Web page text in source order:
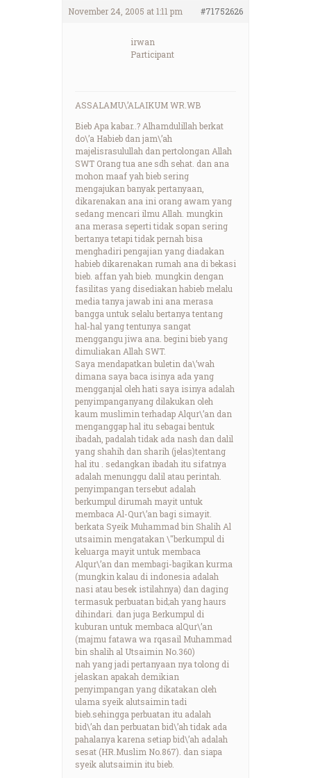
November 24, 2005 at 1:11 pm #71752626
irwan
Participant
ASSALAMU\’ALAIKUM WR.WB
Bieb Apa kabar..? Alhamdulillah berkat
do\’a Habieb dan jam\’ah
majelisrasulullah dan pertolongan Allah
SWT Orang tua ane sdh sehat. dan ana
mohon maaf yah bieb sering
mengajukan banyak pertanyaan,
dikarenakan ana ini orang awam yang
sedang mencari ilmu Allah. mungkin
ana merasa seperti tidak sopan sering
bertanya tetapi tidak pernah bisa
menghadiri pengajian yang diadakan
habieb dikarenakan rumah ana di bekasi
bieb. affan yah bieb. mungkin dengan
fasilitas yang disediakan habieb melalu
media tanya jawab ini ana merasa
bangga untuk selalu bertanya tentang
hal-hal yang tentunya sangat
menggangu jiwa ana. begini bieb yang
dimuliakan Allah SWT.
Saya mendapatkan buletin da\’wah
dimana saya baca isinya ada yang
mengganjal oleh hati saya isinya adalah
penyimpanganyang dilakukan oleh
kaum muslimin terhadap Alqur\’an dan
menganggap hal itu sebagai bentuk
ibadah, padalah tidak ada nash dan dalil
yang shahih dan sharih (jelas)tentang
hal itu . sedangkan ibadah itu sifatnya
adalah menunggu dalil atau perintah.
penyimpangan tersebut adalah
berkumpul dirumah mayit untuk
membaca Al-Qur\’an bagi simayit.
berkata Syeik Muhammad bin Shalih Al
utsaimin mengatakan \"berkumpul di
keluarga mayit untuk membaca
Alqur\’an dan membagi-bagikan kurma
(mungkin kalau di indonesia adalah
nasi atau besek istilahnya) dan daging
termasuk perbuatan bid;ah yang haurs
dihindari. dan juga Berkumpul di
kuburan untuk membaca alQur\’an
(majmu fatawa wa rqasail Muhammad
bin shalih al Utsaimin No.360)
nah yang jadi pertanyaan nya tolong di
jelaskan apakah demikian
penyimpangan yang dikatakan oleh
ulama syeik alutsaimin tadi
bieb.sehingga perbuatan itu adalah
bid\’ah dan perbuatan bid\’ah tidak ada
pahalanya karena setiap bid\’ah adalah
sesat (HR.Muslim No.867). dan siapa
syeik alutsaimin itu bieb.